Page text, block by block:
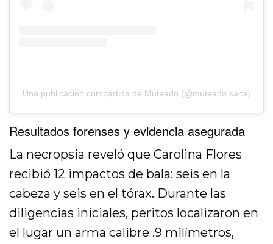
Una publicación compartida de Muteado (@muteado.salta)
Resultados forenses y evidencia asegurada
La necropsia reveló que Carolina Flores
recibió 12 impactos de bala: seis en la
cabeza y seis en el tórax. Durante las
diligencias iniciales, peritos localizaron en
el lugar un arma calibre .9 milímetros,